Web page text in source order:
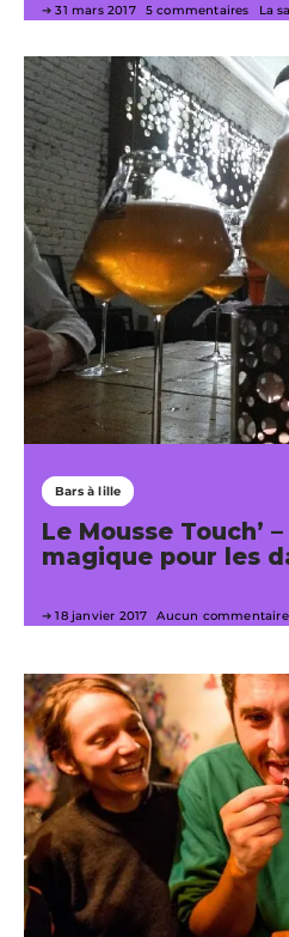
31 mars 2017 5 commentaires La
Bars à lille
Le Mousse Touch’
magique pour les
18 janvier 2017 Aucun commentaire